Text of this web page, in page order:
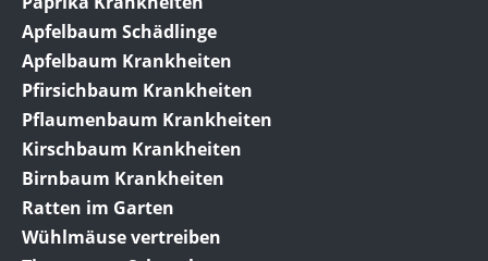
Apfelbaum Schädlinge
Apfelbaum Krankheiten
Pfirsichbaum Krankheiten
Pflaumenbaum Krankheiten
Kirschbaum Krankheiten
Birnbaum Krankheiten
Ratten im Garten
Wühlmäuse vertreiben